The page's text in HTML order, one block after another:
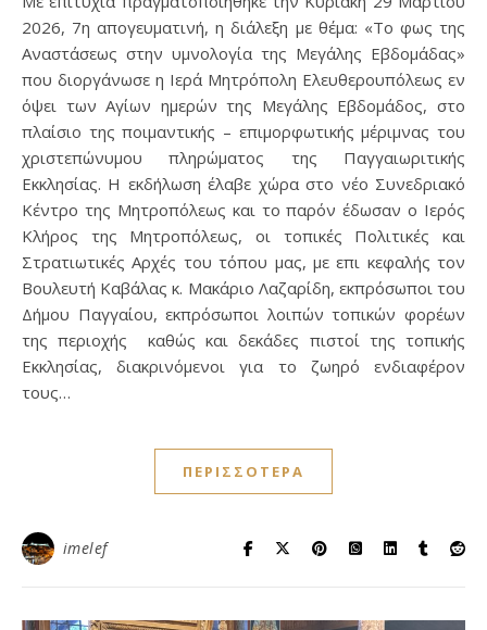
2026, 7η απογευματινή, η διάλεξη με θέμα: «Το φως της
Αναστάσεως στην υμνολογία της Μεγάλης Εβδομάδας»
που διοργάνωσε η Ιερά Μητρόπολη Ελευθερουπόλεως εν
όψει των Αγίων ημερών της Μεγάλης Εβδομάδος, στο
πλαίσιο της ποιμαντικής – επιμορφωτικής μέριμνας του
χριστεπώνυμου πληρώματος της Παγγαιωριτικής
Εκκλησίας. Η εκδήλωση έλαβε χώρα στο νέο Συνεδριακό
Κέντρο της Μητροπόλεως και το παρόν έδωσαν ο Ιερός
Κλήρος της Μητροπόλεως, οι τοπικές Πολιτικές και
Στρατιωτικές Αρχές του τόπου μας, με επι κεφαλής τον
Βουλευτή Καβάλας κ. Μακάριο Λαζαρίδη, εκπρόσωποι του
Δήμου Παγγαίου, εκπρόσωποι λοιπών τοπικών φορέων
της περιοχής καθώς και δεκάδες πιστοί της τοπικής
Εκκλησίας, διακρινόμενοι για το ζωηρό ενδιαφέρον
τους…
ΠΕΡΙΣΣΌΤΕΡΑ
imelef